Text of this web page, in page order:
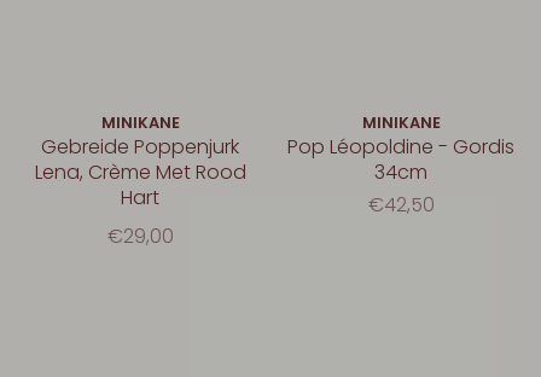
MINIKANE
Gebreide Poppenjurk
Lena, Crème Met Rood
Hart
€29,00
MINIKANE
Pop Léopoldine - Gordis
34cm
€42,50